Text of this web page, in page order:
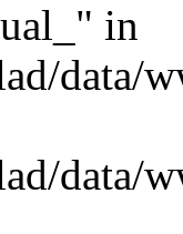
in
data/
data/